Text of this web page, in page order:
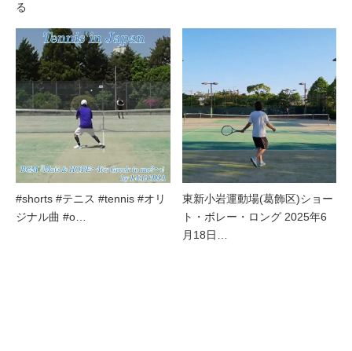
る
#shorts #テニス #tennis #オリ
ジナル曲 #o…
東新小岩運動場(葛飾区)ショー
ト・ボレー・ロング 2025年6
月18日…